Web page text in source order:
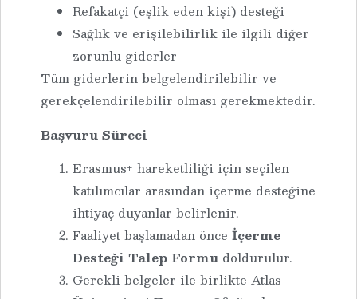
Refakatçi (eşlik eden kişi) desteği
Sağlık ve erişilebilirlik ile ilgili diğer
zorunlu giderler
Tüm giderlerin belgelendirilebilir ve
gerekçelendirilebilir olması gerekmektedir.
Başvuru Süreci
Erasmus+ hareketliliği için seçilen
katılımcılar arasından içerme desteğine
ihtiyaç duyanlar belirlenir.
Faaliyet başlamadan önce İçerme
Desteği Talep Formu doldurulur.
Gerekli belgeler ile birlikte Atlas